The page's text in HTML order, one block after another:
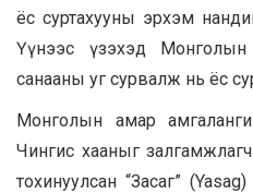
ёс суртахууны эрхэм
Үүнээс үзэхэд
санааны уг сурвалж нь ёс
Монголын амар
Чингис хааныг
тохинуулсан “Засаг”